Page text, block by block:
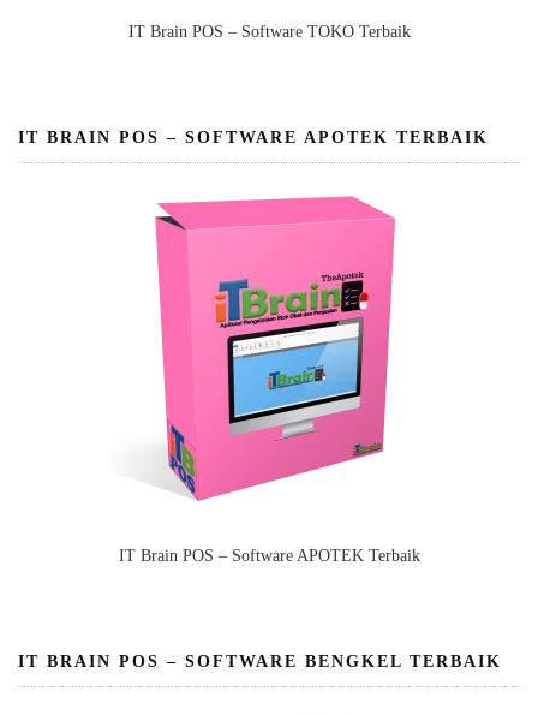
IT Brain POS – Software TOKO Terbaik
IT BRAIN POS – SOFTWARE APOTEK TERBAIK
IT Brain POS – Software APOTEK Terbaik
IT BRAIN POS – SOFTWARE BENGKEL TERBAIK